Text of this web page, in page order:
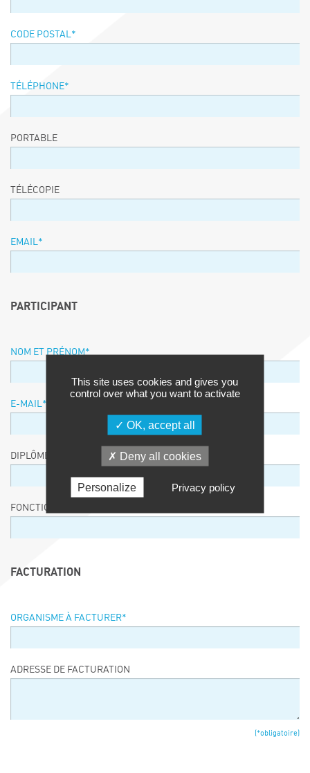
CODE POSTAL*
TÉLÉPHONE*
PORTABLE
TÉLÉCOPIE
EMAIL *
PARTICIPANT
NOM ET PRÉNOM *
E-MAIL *
DIPLÔME / EQUIVALENCE / NIVEAU
FONCTION
FACTURATION
ORGANISME À FACTURER*
ADRESSE DE FACTURATION
(*obligatoire)
This site uses cookies and gives you
control over what you want to activate
OK, accept all
Deny all cookies
Personalize Privacy policy